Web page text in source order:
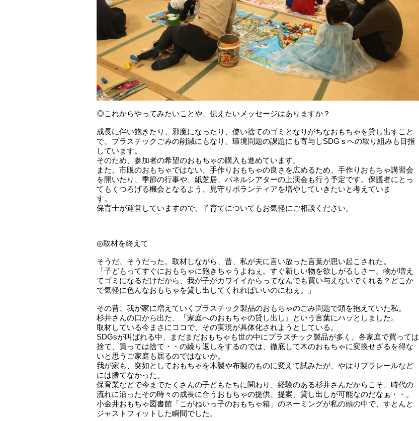
◎これからやってみたいことや、伝えたいメッセージはありますか？
成長に伴い飽きたり、邪魔になったり、使い捨てのゴミとなりがちなおもちゃを貸し出すこと
で、プラスチックごみの削減にもなり、環境問題の課題にも寄与しSDGｓへの取り組みも目指
しています。
そのため、参加者の希望のおもちゃの購入も進めています。
また、市販のおもちゃではない、手作りおもちゃの良さを広めるため、手作りおもちゃ講習会
を開いたり、季節の行事や、紙芝居、パネルシアターの上演会も行う予定です。保護者にとっ
てもくつろげる機会となるよう、見守りボランティアを増やしていきたいと考えていま
す。
保育士が運営していますので、子育てについてもお気軽にご相談ください。
◎取材を終えて
そうだ、そうだった。取材しながら、昔、私が夫に言い放った言葉が思い起こされた。
「子どもってすぐにおもちゃに飽きちゃうよねぇ。すぐ新しい物を欲しがるしさー。物が増え
てゴミになるだけだから、我が子がカワイイからってなんでも買い与えないでくれる？どこか
で気軽に色んなおもちゃを貸し出してくれればいいのにねぇ。」
その昔、我が家に増えていくプラスチック製品のおもちゃのごみ問題で頭を抱えていた私。
杉井さんの口から出た、『家庭へのおもちゃの貸し出し』という言葉にハッとしました。
取材している今まさにココで、その実現が具体化されようとしている。
SDGsが叫ばれる中、まだまだおもちゃも世の中にプラスチック製品が多く、各家庭で買っては
捨て、買っては捨て・・の繰り返しをするのでは、徹底して木のおもちゃに変換せざるを得な
いと思うご家庭も居るのではないか。
我が家も、突如としておもちゃを木製や布製のものに変えて試みたが、やはりプラレールなど
には勝てなかった。
保育業などで今までたくさんの子どもたちに関わり、経験のある杉井さんだからこそ、時代の
流れに沿ったその時々の成長に合うおもちゃの提供、提案、貸し出しが可能なのだなぁ・・。
小金井おもちゃ図書館「こがねいっ子のおもちゃ箱」のネーミングが私の頭の中で、すとんと
ジャストフィットした瞬間でした。